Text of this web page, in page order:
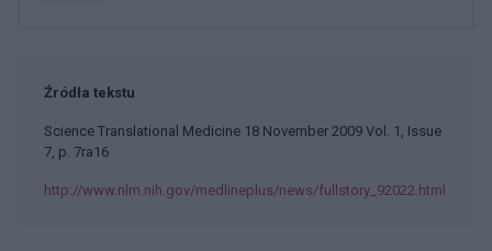
Źródła tekstu
Science Translational Medicine 18 November 2009 Vol. 1, Issue
7, p. 7ra16
http://www.nlm.nih.gov/medlineplus/news/fullstory_92022.html